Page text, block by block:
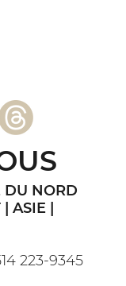
DU NORD
ASIE |
223-9345